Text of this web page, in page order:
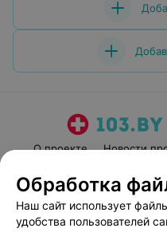
О проекте Новости
Пользовательское
Обработка
Наш сайт использует
удобства пользователей